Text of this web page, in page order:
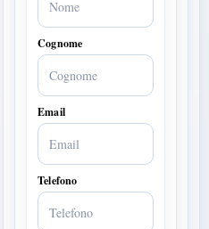
Cognome
Email
Telefono